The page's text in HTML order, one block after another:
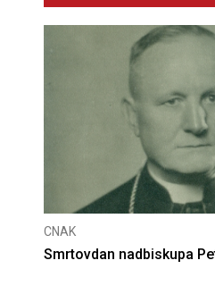
CNAK
Smrtovdan nadbiskupa